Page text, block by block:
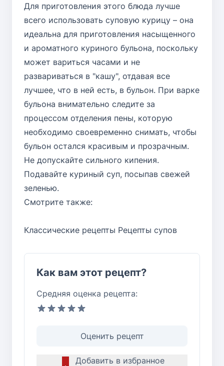
Для приготовления этого блюда лучше
всего использовать суповую курицу – она
идеальна для приготовления насыщенного
и ароматного куриного бульона, поскольку
может вариться часами и не
развариваться в "кашу", отдавая все
лучшее, что в ней есть, в бульон. При варке
бульона внимательно следите за
процессом отделения пены, которую
необходимо своевременно снимать, чтобы
бульон остался красивым и прозрачным.
Не допускайте сильного кипения.
Подавайте куриный суп, посыпав свежей
зеленью.
Смотрите также:
Классические рецепты Рецепты супов
Как вам этот рецепт?
Средняя оценка рецепта:
Оценить рецепт
Добавить в избранное